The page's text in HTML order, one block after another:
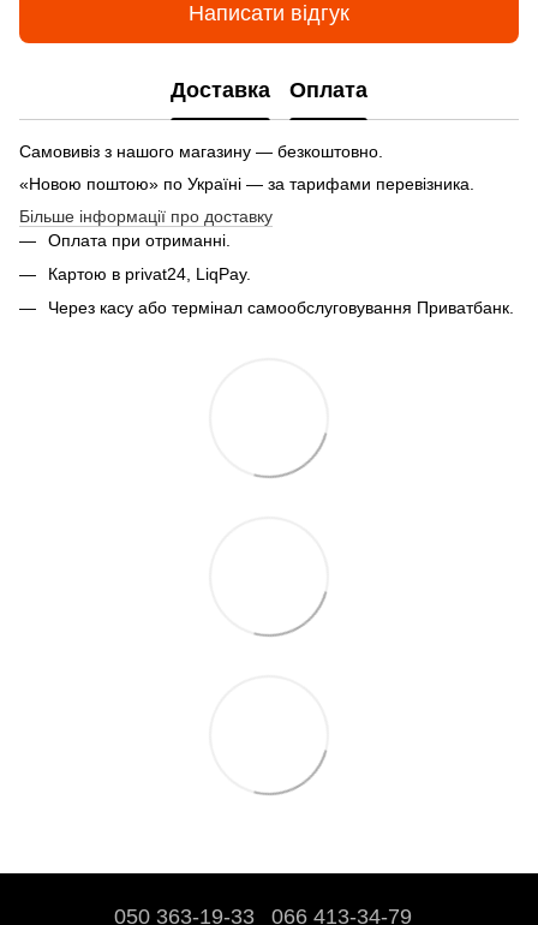
Написати відгук
Доставка Оплата
Самовивіз з нашого магазину — безкоштовно.
«Новою поштою» по Україні — за тарифами перевізника.
Більше інформації про доставку
Оплата при отриманні.
Картою в privat24, LiqPay.
Через касу або термінал самообслуговування Приватбанк.
050 363-19-33 066 413-34-79